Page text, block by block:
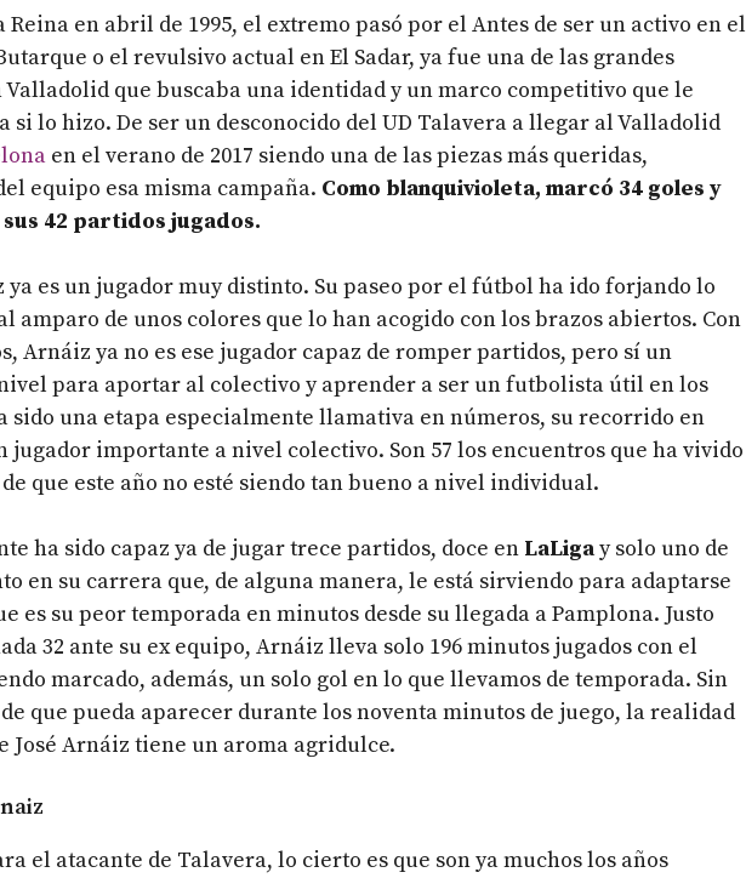
en abril de 1995, el extremo pasó por el Antes de ser un activo en el
o el revulsivo actual en El Sadar, ya fue una de las grandes
que buscaba una identidad y un marco competitivo que le
lo hizo. De ser un desconocido del UD Talavera a llegar al Valladolid
en el verano de 2017 siendo una de las piezas más queridas,
equipo esa misma campaña. Como blanquivioleta, marcó 34 goles y
42 partidos jugados.
es un jugador muy distinto. Su paseo por el fútbol ha ido forjando lo
amparo de unos colores que lo han acogido con los brazos abiertos. Con
Arnáiz ya no es ese jugador capaz de romper partidos, pero sí un
para aportar al colectivo y aprender a ser un futbolista útil en los
sido una etapa especialmente llamativa en números, su recorrido en
jugador importante a nivel colectivo. Son 57 los encuentros que ha vivido
que este año no esté siendo tan bueno a nivel individual.
ha sido capaz ya de jugar trece partidos, doce en LaLigay solo uno de
en su carrera que, de alguna manera, le está sirviendo para adaptarse
es su peor temporada en minutos desde su llegada a Pamplona. Justo
32 ante su ex equipo, Arnáiz lleva solo 196 minutos jugados con el
marcado, además, un solo gol en lo que llevamos de temporada. Sin
que pueda aparecer durante los noventa minutos de juego, la realidad
José Arnáiz tiene un aroma agridulce.
el atacante de Talavera, lo cierto es que son ya muchos los años